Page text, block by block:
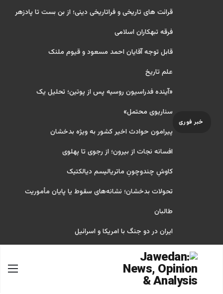
خبر فوری
قرائت های تاریخی و فراتاریخی دینی؛ از بن بست تا پادزهر
فرقه تبهکاران اسلامی
قابل توجه آقایان احمد مسعود و قیوم ملنک
علم تاریخ
«آینده فدراسیون روسیه پس از پوتین؛ تحلیل یک
سناریوی محتمل»
پیرامون حوادث اخیر کشور به ویژه بدخشان
افسانه نجات از بیرون؛ از رجوی تا پهلوی
کاوشِ چندو‌چونِ ماتریالیسم دیالکتیک
تحولات بدخشان؛ نشانه‌های سقوط یا پایان مأموریت
طالبان
ایران در دو جنگ با امریکا و اسرائیل
جستجو برای